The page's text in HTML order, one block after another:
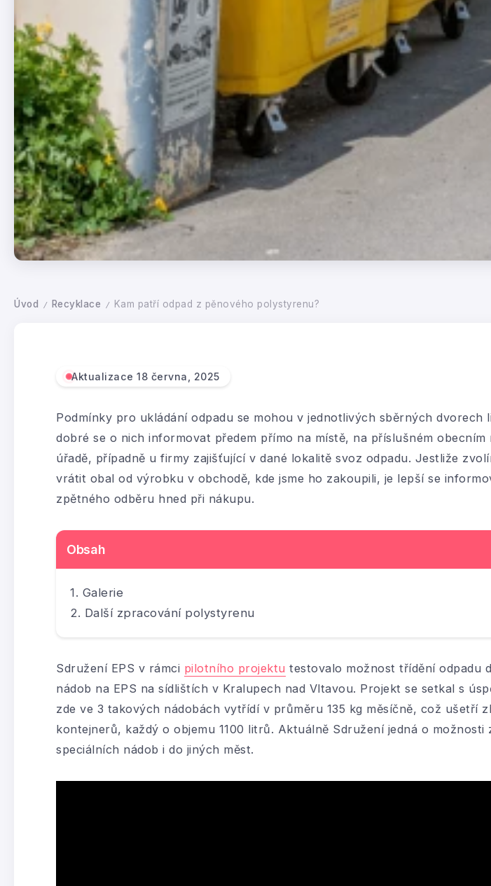
Úvod / Recyklace / Kam patří odpad z pěnového polystyrenu?
Aktualizace 18 června, 2025
Podmínky pro ukládání odpadu se mohou v jednotlivých sběrných dvorech
dobré se o nich informovat předem přímo na místě, na příslušném obecním
úřadě, případně u firmy zajišťující v dané lokalitě svoz odpadu. Jestliže
vrátit obal od výrobku v obchodě, kde jsme ho zakoupili, je lepší se
zpětného odběru hned při nákupu.
Obsah
Galerie
Další zpracování polystyrenu
Sdružení EPS v rámci pilotního projektu testovalo možnost třídění odpadu
nádob na EPS na sídlištích v Kralupech nad Vltavou. Projekt se setkal s
zde ve 3 takových nádobách vytřídí v průměru 135 kg měsíčně, což ušetří
kontejnerů, každý o objemu 1100 litrů. Aktuálně Sdružení jedná o možnosti
speciálních nádob i do jiných měst.